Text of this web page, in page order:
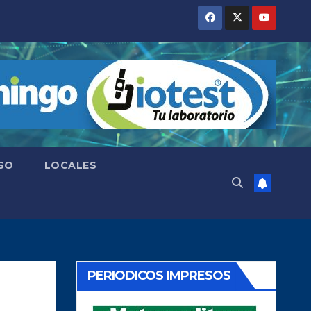
LOCALES
PERIODICOS IMPRESOS